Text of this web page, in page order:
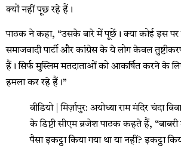
क्यों नहीं पूछ रहे हैं।
पाठक ने कहा, “उसके बारे में पूछें। क्या कोई इस पर
समाजवादी पार्टी और कांग्रेस के ये लोग केवल
हैं। सिर्फ मुस्लिम मतदाताओं को आकर्षित करने के
हमला कर रहे हैं।”
वीडियो | मिर्ज़ापुर: अयोध्या राम मंदिर चंदा
के डिप्टी सीएम ब्रजेश पाठक कहते हैं,
पैसा इकट्ठा किया गया था या नहीं? इकट्ठा